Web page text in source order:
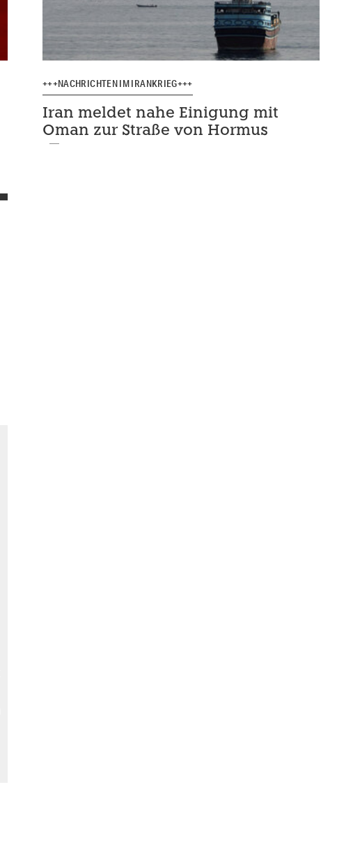
+++NACHRICHTEN IM IRANKRIEG+++
Iran meldet nahe Einigung mit
Oman zur Straße von Hormus